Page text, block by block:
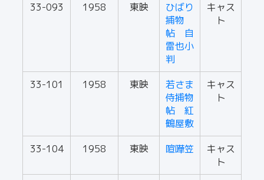
33-093 1958 東映
ひばり
捕物
帖 自
雷也小
判
キャス
ト
33-101 1958 東映
若さま
侍捕物
帖 紅
鶴屋敷
キャス
ト
33-104 1958 東映 喧嘩笠
キャス
ト